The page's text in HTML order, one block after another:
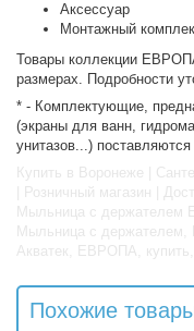
Аксессуар
Монтажный
Товары коллекции
размерах. Подробности
* - Комплектующие,
(экраны для ванн,
унитазов...)
Купить в Воронеже |
| Розничный магазин |
Мыльница с держателем
Мыльница с
Акватек, ЕВРОПА, купить,
Похожие